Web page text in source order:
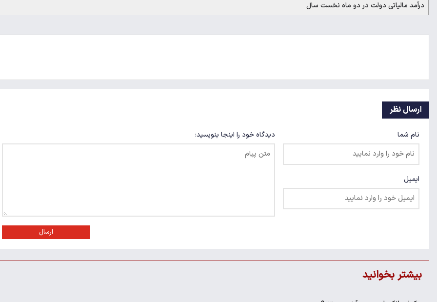
درآمد مالیاتی دولت در دو ماه نخست سال
ارسال نظر
نام شما
ایمیل
دیدگاه خود را اینجا بنویسید:
ارسال
بیشتر بخوانید